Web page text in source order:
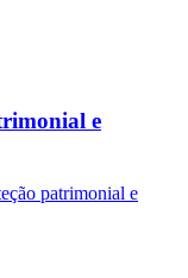
e
patrimonial e